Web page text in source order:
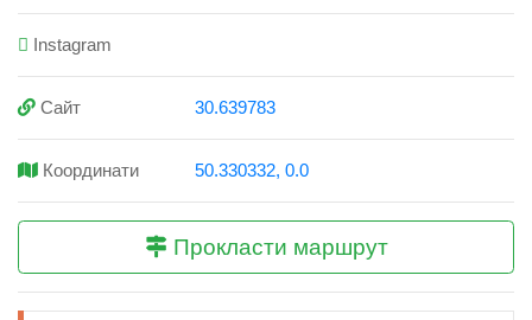
Instagram
Сайт 30.639783
Координати 50.330332, 0.0
Прокласти маршрут